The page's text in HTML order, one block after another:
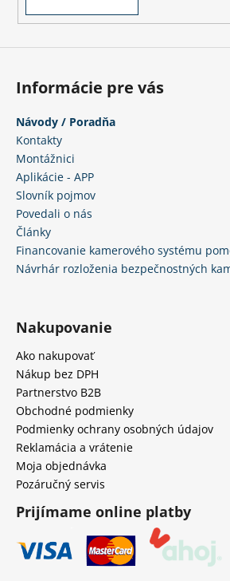
Informácie pre vás
Návody / Poradňa
Kontakty
Montážnici
Aplikácie - APP
Slovník pojmov
Povedali o nás
Články
Financovanie kamerového systému
Návrhár rozloženia bezpečnostných
Nakupovanie
Ako nakupovať
Nákup bez DPH
Partnerstvo B2B
Obchodné podmienky
Podmienky ochrany osobných údajov
Reklamácia a vrátenie
Moja objednávka
Pozáručný servis
Prijímame online platby